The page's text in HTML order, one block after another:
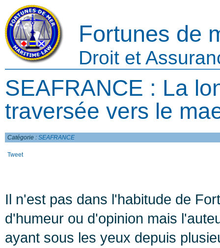
Fortunes de
Droit et
SEAFRANCE : La
traversée vers le
Catégorie : SEAFRANCE
Tweet
Il n'est pas dans l'habitude de
d'humeur ou d'opinion mais
ayant sous les yeux depuis